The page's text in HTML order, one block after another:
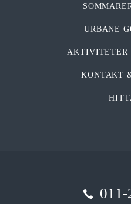
URBANE
AKTIVITETER
KONTAKT
011-